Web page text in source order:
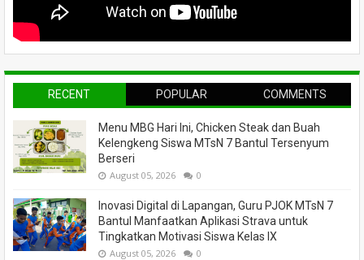
RECENT POPULAR COMMENTS
Menu MBG Hari Ini, Chicken Steak dan Buah
Kelengkeng Siswa MTsN 7 Bantul Tersenyum
Berseri
August 05, 2026 0
Inovasi Digital di Lapangan, Guru PJOK MTsN 7
Bantul Manfaatkan Aplikasi Strava untuk
Tingkatkan Motivasi Siswa Kelas IX
August 05, 2026 0